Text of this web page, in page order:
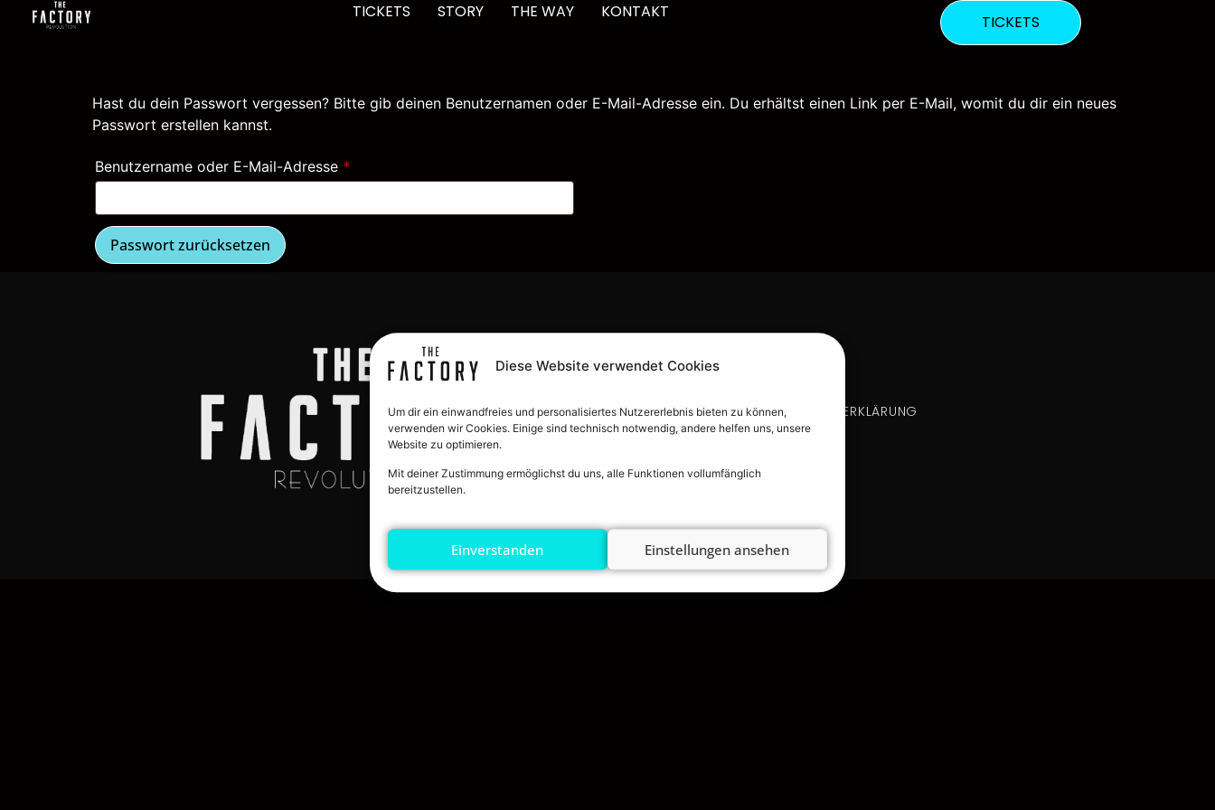
Diese Website verwendet Cookies
Um dir ein einwandfreies und personalisiertes Nutzererlebnis bieten zu können,
verwenden wir Cookies. Einige sind technisch notwendig, andere helfen uns, unsere
Website zu optimieren.
Mit deiner Zustimmung ermöglichst du uns, alle Funktionen vollumfänglich
bereitzustellen.
Einverstanden Einstellungen ansehen
TICKETS STORY THE WAY KONTAKT
TICKETS
Hast du dein Passwort vergessen? Bitte gib deinen Benutzernamen oder E-Mail-Adresse ein. Du erhältst einen Link per E-Mail, womit du dir ein neues
Passwort erstellen kannst.
Benutzername oder E-Mail-Adresse *
Passwort zurücksetzen
DATENSCHUTZERKLÄRUNG